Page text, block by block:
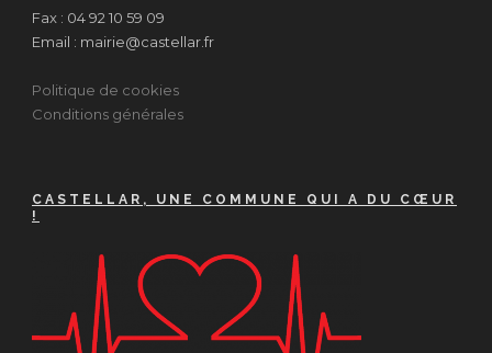
Fax : 04 92 10 59 09
Email : mairie@castellar.fr
Politique de cookies
Conditions générales
CASTELLAR, UNE COMMUNE QUI A DU CŒUR
!